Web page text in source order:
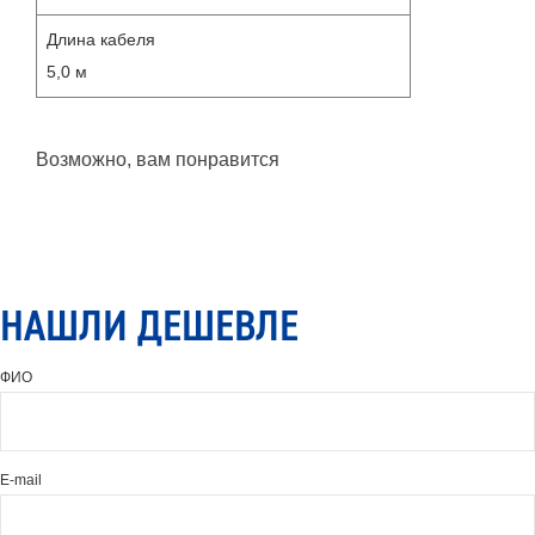
Длина кабеля
5,0 м
Возможно, вам понравится
НАШЛИ ДЕШЕВЛЕ
ФИО
E-mail